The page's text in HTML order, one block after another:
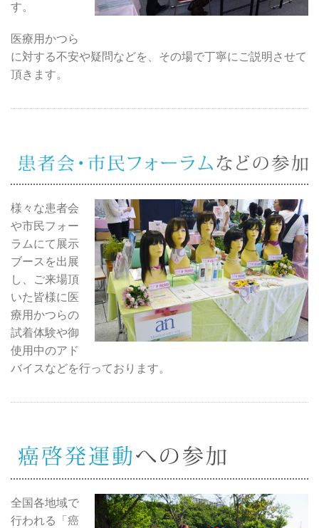
す。
医療用かつら
に対する不安や疑問などを、その場で丁寧にご説明させて
頂きます。
様々な患者会
や市民フォー
ラムにて展示
ブースを出展
し、ご来場頂
いた皆様に医
療用かつらの
試着体験や御
使用中のアド
バイスなどを行っております。
全国各地域で
行われる「癌